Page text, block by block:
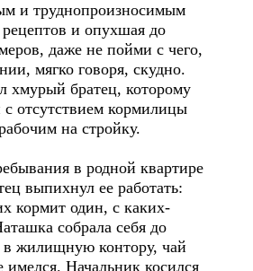
и труднопроизносимым
и опухшая до
даже не пойми с чего,
мягко говоря, скудно.
хмурый братец, которому
отсутствием кормилицы
на стройку.
в родной квартире
выпихнул ее работать:
кормит один, с каких-
собрала себя до
в жилищную контору, чай
Начальник косился